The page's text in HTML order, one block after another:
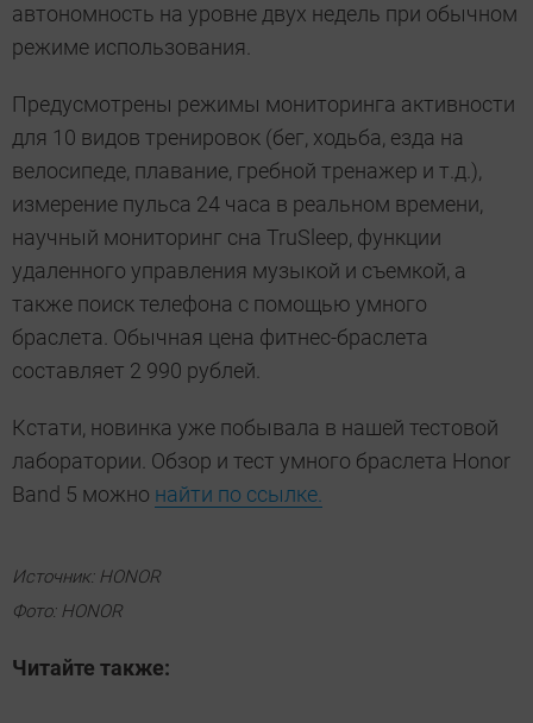
автономность на уровне двух недель при обычном
режиме использования.
Предусмотрены режимы мониторинга активности
для 10 видов тренировок (бег, ходьба, езда на
велосипеде, плавание, гребной тренажер и т.д.),
измерение пульса 24 часа в реальном времени,
научный мониторинг сна TruSleep, функции
удаленного управления музыкой и съемкой, а
также поиск телефона с помощью умного
браслета. Обычная цена фитнес-браслета
составляет 2 990 рублей.
Кстати, новинка уже побывала в нашей тестовой
лаборатории. Обзор и тест умного браслета Honor
Band 5 можно найти по ссылке.
Источник: HONOR
Фото: HONOR
Читайте также: